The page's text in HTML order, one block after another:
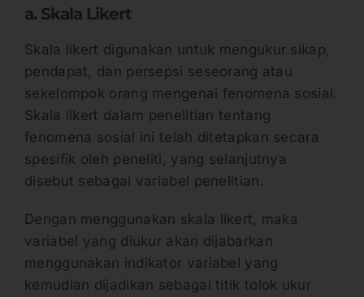
a. Skala Likert
Skala likert digunakan untuk mengukur sikap,
pendapat, dan persepsi seseorang atau
sekelompok orang mengenai fenomena sosial.
Skala likert dalam penelitian tentang
fenomena sosial ini telah ditetapkan secara
spesifik oleh peneliti, yang selanjutnya
disebut sebagai variabel penelitian.
Dengan menggunakan skala likert, maka
variabel yang diukur akan dijabarkan
menggunakan indikator variabel yang
kemudian dijadikan sebagai titik tolok ukur